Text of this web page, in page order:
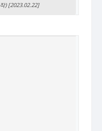
) [2023.02.22]